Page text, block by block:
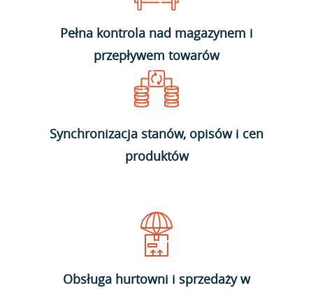
Pełna kontrola nad magazynem i
przepływem towarów
Synchronizacja stanów, opisów i cen
produktów
Obsługa hurtowni i sprzedaży w